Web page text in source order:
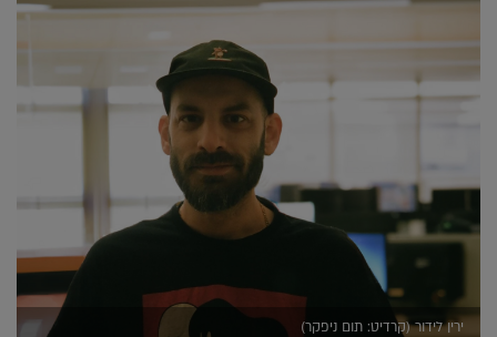
ירין לידור (קרדיט: תום ניפקר)